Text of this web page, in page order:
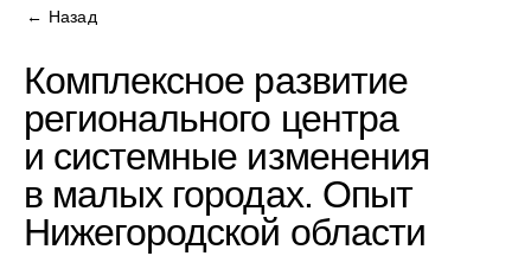
← Назад
Комплексное развитие
регионального центра
и системные изменения
в малых городах. Опыт
Нижегородской области